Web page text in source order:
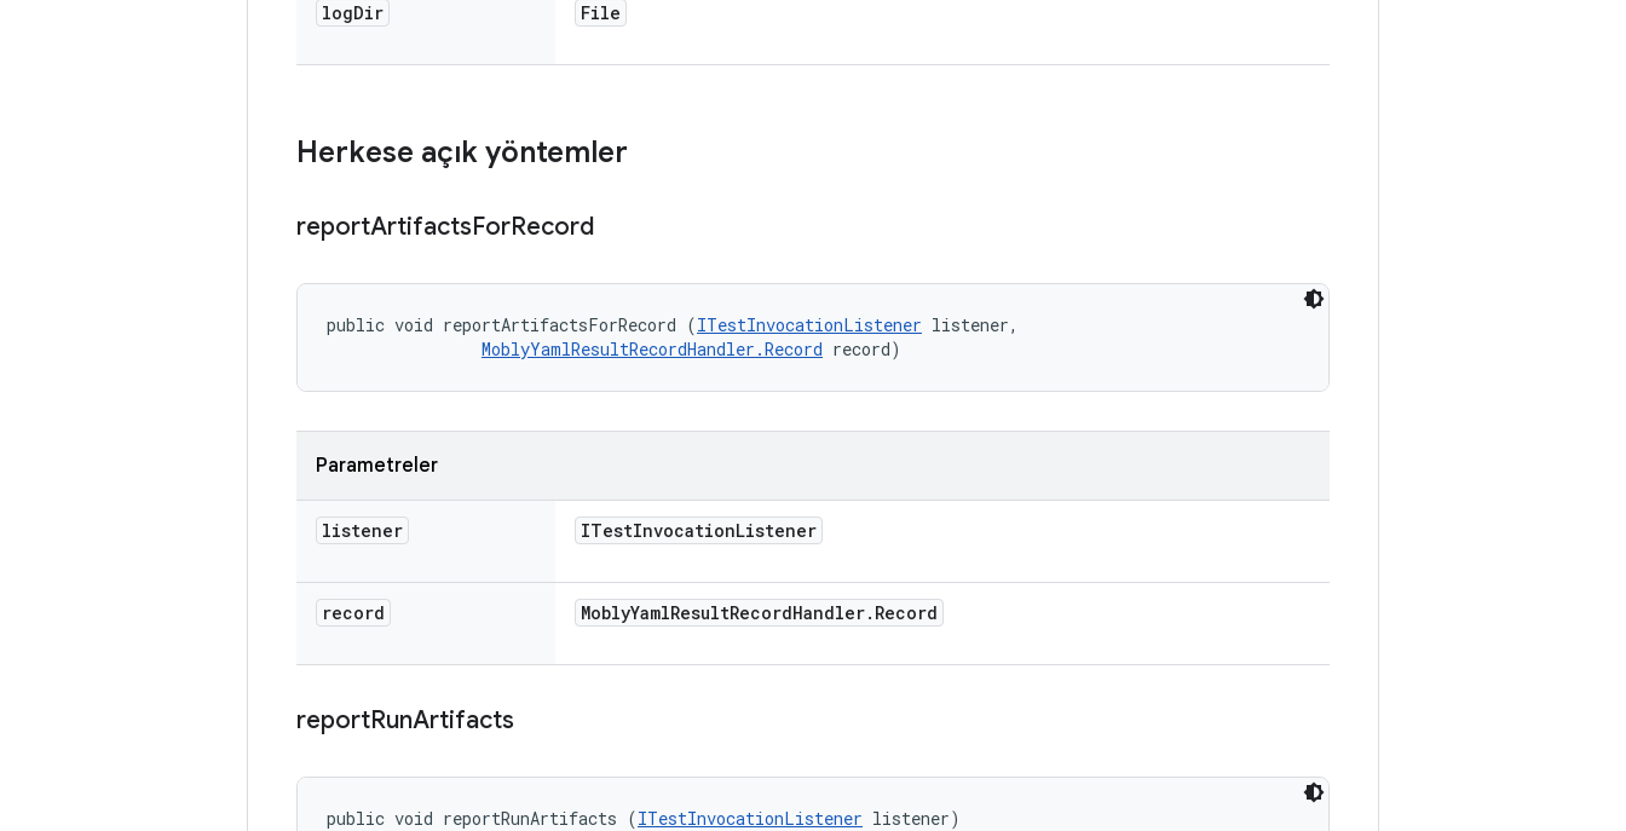
logDir File
Herkese açık yöntemler
reportArtifactsForRecord
public void reportArtifactsForRecord (ITestInvocationListener listener,
MoblyYamlResultRecordHandler.Record record)
Parametreler
listener ITestInvocationListener
record MoblyYamlResultRecordHandler. Record
reportRunArtifacts
public void reportRunArtifacts (ITestInvocationListener listener)